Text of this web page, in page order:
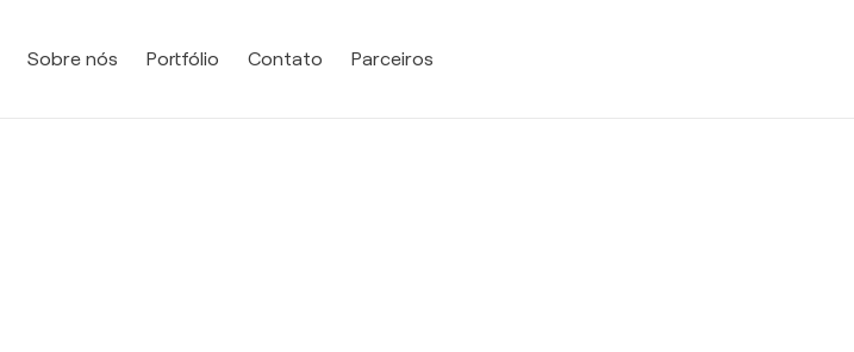
Sobre nós Portfólio Contato Parceiros